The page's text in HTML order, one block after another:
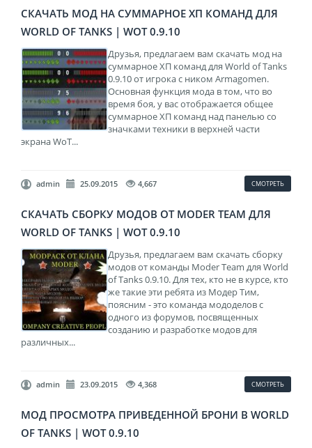
СКАЧАТЬ МОД НА СУММАРНОЕ ХП КОМАНД ДЛЯ
WORLD OF TANKS | WOT 0.9.10
Друзья, предлагаем вам скачать мод на
суммарное ХП команд для World of Tanks
0.9.10 от игрока с ником Armagomen.
Основная функция мода в том, что во
время боя, у вас отображается общее
суммарное ХП команд над панелью со
значками техники в верхней части
экрана WoT...
admin 25.09.2015 4,667 СМОТРЕТЬ
СКАЧАТЬ СБОРКУ МОДОВ ОТ MODER TEAM ДЛЯ
WORLD OF TANKS | WOT 0.9.10
Друзья, предлагаем вам скачать сборку
модов от команды Moder Team для World
of Tanks 0.9.10. Для тех, кто не в курсе, кто
же такие эти ребята из Модер Тим,
поясним - это команда мододелов с
одного из форумов, посвященных
созданию и разработке модов для
различных...
admin 23.09.2015 4,368 СМОТРЕТЬ
МОД ПРОСМОТРА ПРИВЕДЕННОЙ БРОНИ В WORLD
OF TANKS | WOT 0.9.10